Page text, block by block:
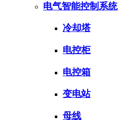
电气智能控制系统
冷却塔
电控柜
电控箱
变电站
母线